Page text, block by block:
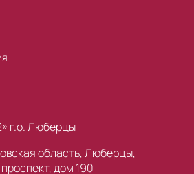
г.о. Люберцы
область, Люберцы,
дом 190